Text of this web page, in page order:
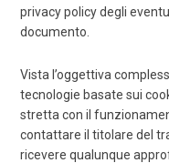
privacy policy degli
documento.
Vista l’oggettiva
tecnologie basate sui
stretta con il
contattare il titolare del
ricevere qualunque